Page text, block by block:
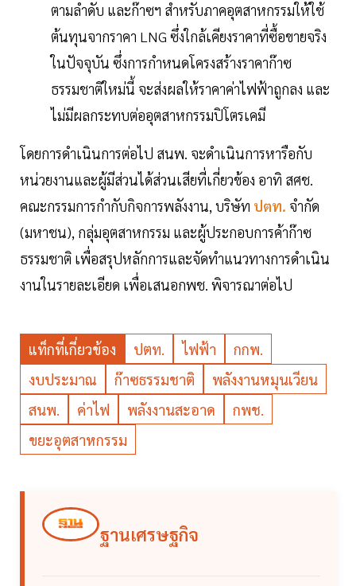
ตามลำดับ และก๊าซฯ สำหรับภาคอุตสาหกรรมให้ใช้
ต้นทุนจากราคา LNG ซึ่งใกล้เคียงราคาที่ซื้อขายจริง
ในปัจจุบัน ซึ่งการกำหนดโครงสร้างราคาก๊าซ
ธรรมชาติใหม่นี้ จะส่งผลให้ราคาค่าไฟฟ้าถูกลง และ
ไม่มีผลกระทบต่ออุตสาหกรรมปิโตรเคมี
โดยการดำเนินการต่อไป สนพ. จะดำเนินการหารือกับ
หน่วยงานและผู้มีส่วนได้ส่วนเสียที่เกี่ยวข้อง อาทิ สศช.
คณะกรรมการกำกับกิจการพลังงาน, บริษัท ปตท. จำกัด
(มหาชน), กลุ่มอุตสาหกรรม และผู้ประกอบการค้าก๊าซ
ธรรมชาติ เพื่อสรุปหลักการและจัดทำแนวทางการดำเนิน
งานในรายละเอียด เพื่อเสนอกพช. พิจารณาต่อไป
แท็กที่เกี่ยวข้อง ปตท. ไฟฟ้า
กกพ.
งบประมาณ
ก๊าซธรรมชาติ
พลังงานหมุนเวียน
สนพ.
ค่าไฟ พลังงานสะอาด
กพช.
ขยะอุตสาหกรรม
ฐานเศรษฐกิจ